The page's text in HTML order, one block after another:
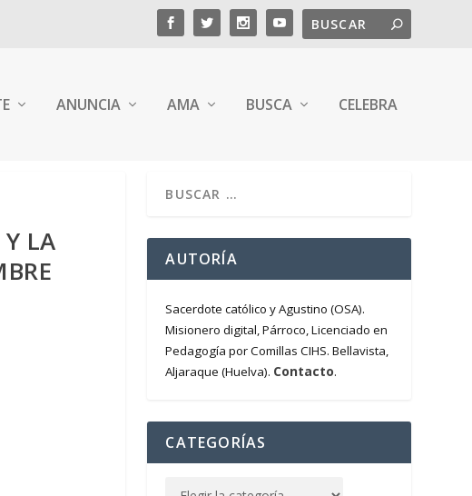
ANUNCIA AMA BUSCA CELEBRA
LA
AUTORÍA
Sacerdote católico y Agustino (OSA).
Misionero digital, Párroco, Licenciado en
Pedagogía por Comillas CIHS. Bellavista,
Aljaraque (Huelva). Contacto.
CATEGORÍAS